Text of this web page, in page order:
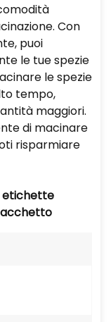
Con
puoi
le tue spezie
le spezie
tempo,
maggiori.
di macinare
risparmiare
etichette